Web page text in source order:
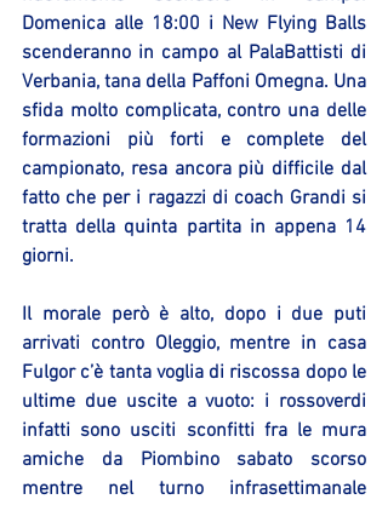
Domenica alle 18:00 i New Flying Balls
scenderanno in campo al PalaBattisti di
Verbania, tana della Paffoni Omegna. Una
sfida molto complicata, contro una delle
formazioni più forti e complete del
campionato, resa ancora più difficile dal
fatto che per i ragazzi di coach Grandi si
tratta della quinta partita in appena 14
giorni.
Il morale però è alto, dopo i due puti
arrivati contro Oleggio, mentre in casa
Fulgor c’è tanta voglia di riscossa dopo le
ultime due uscite a vuoto: i rossoverdi
infatti sono usciti sconfitti fra le mura
amiche da Piombino sabato scorso
mentre nel turno infrasettimanale